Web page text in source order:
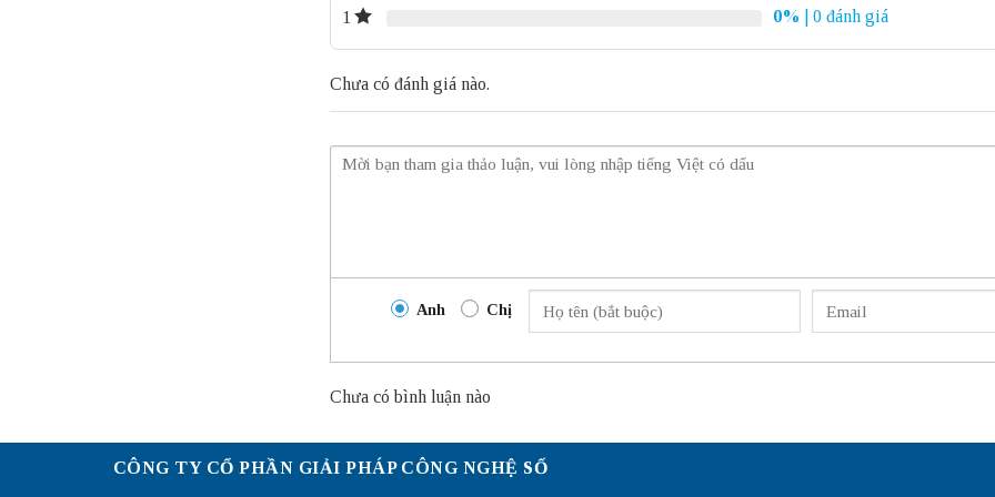
1 0% | 0 đánh giá
Chưa có đánh giá nào.
Anh Chị
Chưa có bình luận nào
CÔNG TY CỔ PHẦN GIẢI PHÁP CÔNG NGHỆ SỐ